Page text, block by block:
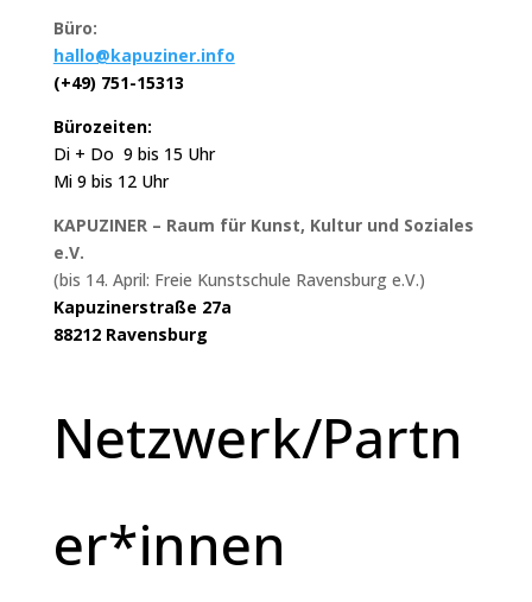
Büro:
hallo@kapuziner.info
(+49) 751-15313
Bürozeiten:
Di + Do 9 bis 15 Uhr
Mi 9 bis 12 Uhr
KAPUZINER – Raum für Kunst, Kultur und Soziales
e.V.
(bis 14. April: Freie Kunstschule Ravensburg e.V.)
Kapuzinerstraße 27a
88212 Ravensburg
Netzwerk/Partn
er*innen